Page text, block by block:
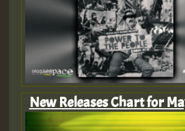
New Releases Chart for